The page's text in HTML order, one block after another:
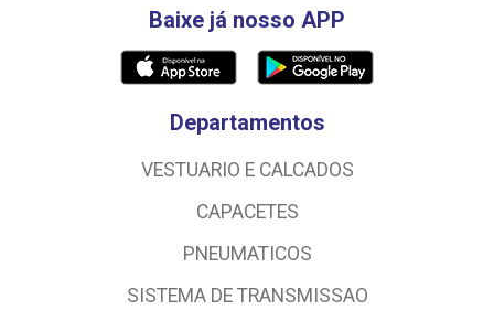
Baixe já nosso APP
Departamentos
VESTUARIO E CALCADOS
CAPACETES
PNEUMATICOS
SISTEMA DE TRANSMISSAO